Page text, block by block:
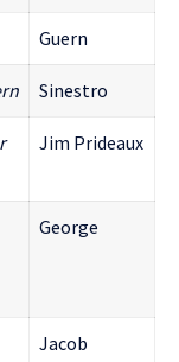
Guern
Sinestro
Jim Prideaux
George
Jacob